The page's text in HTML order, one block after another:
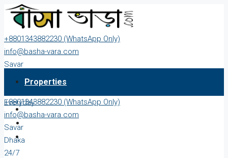
+8801343882230 (WhatsApp Only)
info@basha-vara.com
Savar
Everyday
Properties
About
+8801343882230 (WhatsApp Only)
info@basha-vara.com
Savar
Dhaka
24/7